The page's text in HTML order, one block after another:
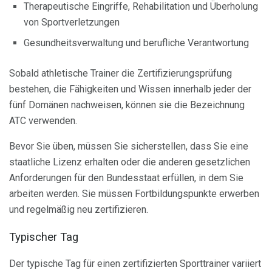
Therapeutische Eingriffe, Rehabilitation und Überholung
von Sportverletzungen
Gesundheitsverwaltung und berufliche Verantwortung
Sobald athletische Trainer die Zertifizierungsprüfung
bestehen, die Fähigkeiten und Wissen innerhalb jeder der
fünf Domänen nachweisen, können sie die Bezeichnung
ATC verwenden.
Bevor Sie üben, müssen Sie sicherstellen, dass Sie eine
staatliche Lizenz erhalten oder die anderen gesetzlichen
Anforderungen für den Bundesstaat erfüllen, in dem Sie
arbeiten werden. Sie müssen Fortbildungspunkte erwerben
und regelmäßig neu zertifizieren.
Typischer Tag
Der typische Tag für einen zertifizierten Sporttrainer variiert